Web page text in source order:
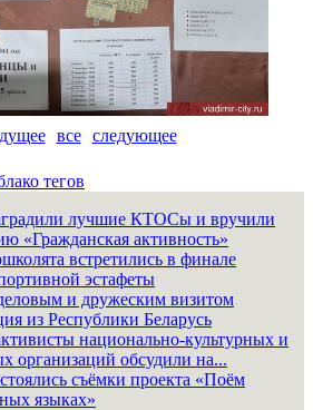
все следующее
тегов
лучшие КТОСы и вручили
«Гражданская активность»
встретились в финале
эстафеты
и дружеским визитом
из Республики Беларусь
национально-культурных и
организаций обсудили на...
съёмки проекта «Поём
языках»